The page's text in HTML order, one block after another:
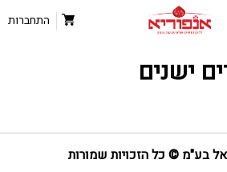
התחברות
ישנים
בע"מ © כל הזכויות שמורות